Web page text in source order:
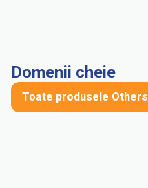
Domenii cheie
Toate produsele Others